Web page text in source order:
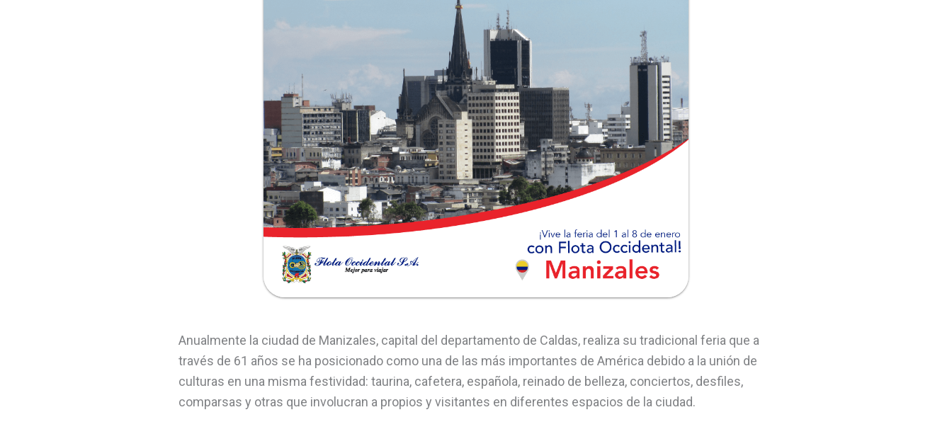
Anualmente la ciudad de Manizales, capital del departamento de Caldas, realiza su tradicional feria que a
través de 61 años se ha posicionado como una de las más importantes de América debido a la unión de
culturas en una misma festividad: taurina, cafetera, española, reinado de belleza, conciertos, desfiles,
comparsas y otras que involucran a propios y visitantes en diferentes espacios de la ciudad.